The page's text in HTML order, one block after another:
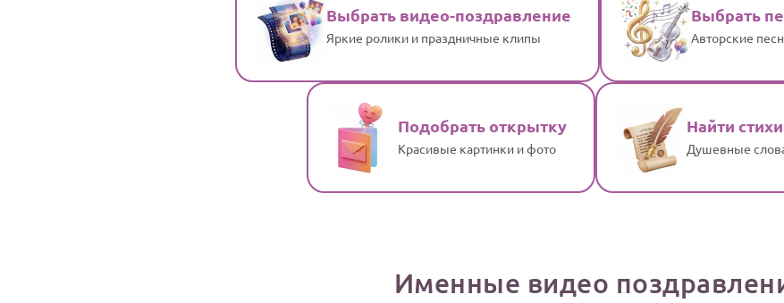
Выбрать видео-поздравление
Яркие ролики и праздничные клипы
Выбрать
Авторские
Подобрать открытку
Красивые картинки и фото
Найти
Душевные
Именные видео